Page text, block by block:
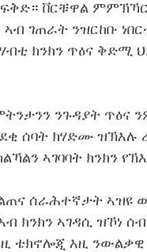
ቨርቹዋል
ገጠራት ንዝርከቡ
ክንክን ጥዕና ቅድሚ
ንጉዳያት ጥዕና
ሰባት ክሃድሙ
ኣገባባት ክንክን
ሰራሕተኛታት ኣዝዩ
ክንክን ኣገዳሲ ዝኾነ
ቴክኖሎጂ እዚ ንውልቃዊ